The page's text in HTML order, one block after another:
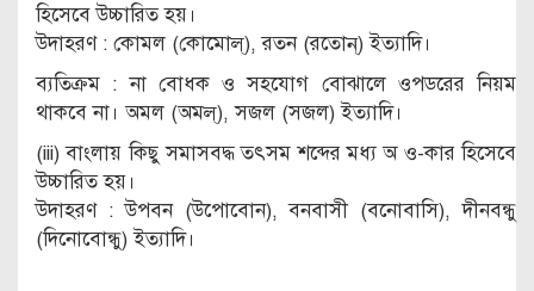
হিসেবে উচ্চারিত হয়।
উদাহরণ : কোমল (কোমোল্), রতন (রতোন্) ইত্যাদি।
ব্যতিক্রম : না বোধক ও সহযোগ বোঝালে ওপডরের নিয়ম
থাকবে না। অমল (অমল্), সজল (সজল) ইত্যাদি।
(iii) বাংলায় কিছু সমাসবদ্ধ তৎসম শব্দের মধ্য অ ও-কার হিসেবে
উচ্চারিত হয়।
উদাহরণ : উপবন (উপোবোন), বনবাসী (বনোবাসি), দীনবন্ধু
(দিনোবোন্ধু) ইত্যাদি।